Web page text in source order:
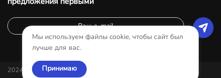
2024-Все права защищены
Мы используем файлы cookie, чтобы сайт был
лучше для вас.
Принимаю